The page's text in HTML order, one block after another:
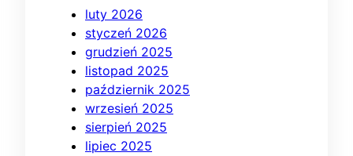
luty 2026
styczeń 2026
grudzień 2025
listopad 2025
październik 2025
wrzesień 2025
sierpień 2025
lipiec 2025